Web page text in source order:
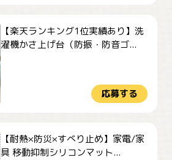
【楽天ランキング1位実績あり】洗
濯機かさ上げ台（防振・防音ゴ...
応募する
【耐熱×防災×すべり止め】家電/家
具 移動抑制シリコンマット...